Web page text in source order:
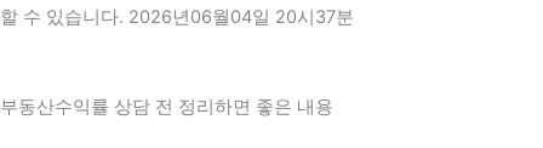
할 수 있습니다. 2026년06월04일 20시37분
부동산수익률 상담 전 정리하면 좋은 내용